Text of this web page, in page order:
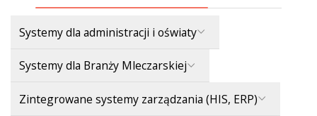
Systemy dla administracji i oświaty
Systemy dla Branży Mleczarskiej
Zintegrowane systemy zarządzania (HIS, ERP)